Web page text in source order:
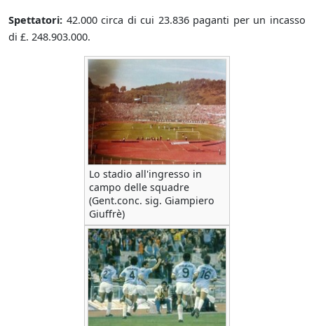
Spettatori: 42.000 circa di cui 23.836 paganti per un incasso
di £. 248.903.000.
Lo stadio all'ingresso in
campo delle squadre
(Gent.conc. sig. Giampiero
Giuffrè)